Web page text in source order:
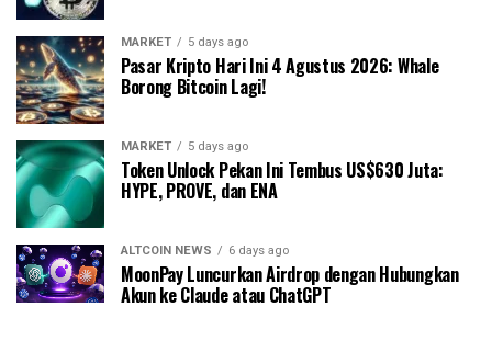
MARKET 5 days ago
Pasar Kripto Hari Ini 4 Agustus 2026: Whale
Borong Bitcoin Lagi!
MARKET 5 days ago
Token Unlock Pekan Ini Tembus US$630 Juta:
HYPE, PROVE, dan ENA
ALTCOIN NEWS 6 days ago
MoonPay Luncurkan Airdrop dengan Hubungkan
Akun ke Claude atau ChatGPT